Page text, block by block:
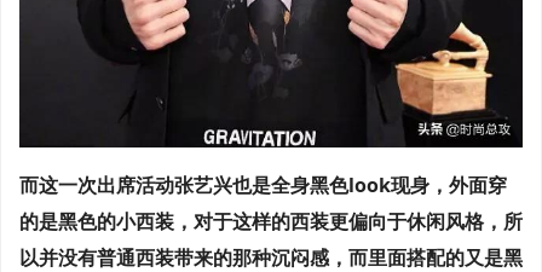
而这一次出席活动张艺兴也是全身黑色look现身，外面穿
的是黑色的小西装，对于这样的西装更偏向于休闲风格，所
以并没有普通西装带来的那种沉闷感，而里面搭配的又是黑